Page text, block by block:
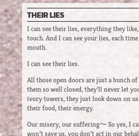
THEIR LIES
I can see their lies, everything they
touch. And I can see your lies, each
mouth.
I can see their lies.
All those open doors are just a bunch of
them so well closed, they’ll never let
ivory towers, they just look down on
their food, their energy.
Our misery, our suffering〜 So yes, I
won’t save us, you don’t act in our